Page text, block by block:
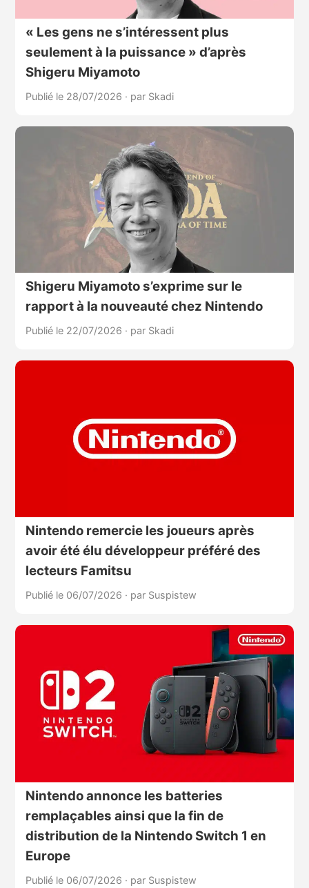
« Les gens ne s’intéressent plus
seulement à la puissance » d’après
Shigeru Miyamoto
Publié le 28/07/2026 · par Skadi
Shigeru Miyamoto s’exprime sur le
rapport à la nouveauté chez Nintendo
Publié le 22/07/2026 · par Skadi
Nintendo remercie les joueurs après
avoir été élu développeur préféré des
lecteurs Famitsu
Publié le 06/07/2026 · par Suspistew
Nintendo annonce les batteries
remplaçables ainsi que la fin de
distribution de la Nintendo Switch 1 en
Europe
Publié le 06/07/2026 · par Suspistew